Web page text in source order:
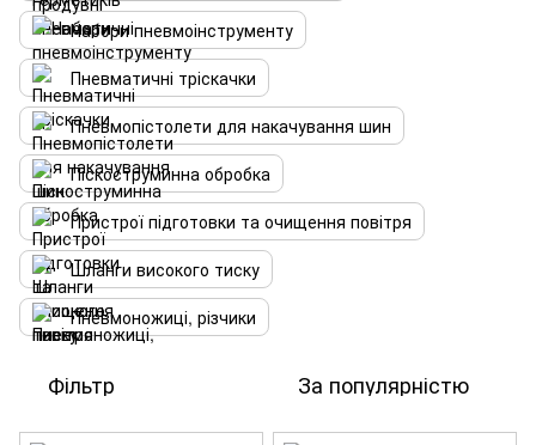
Набори пневмоінструменту
Пневматичні тріскачки
Пневмопістолети для накачування шин
Піскоструминна обробка
Пристрої підготовки та очищення повітря
Шланги високого тиску
Пневмоножиці, різчики
Фільтр За популярністю